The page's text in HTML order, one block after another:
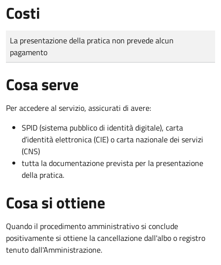
Costi
Tipo di pagamento
Importo
La presentazione della pratica non prevede alcun
pagamento
Cosa serve
Per accedere al servizio, assicurati di avere:
SPID (sistema pubblico di identità digitale), carta
d’identità elettronica (CIE) o carta nazionale dei servizi
(CNS)
tutta la documentazione prevista per la presentazione
della pratica.
Cosa si ottiene
Quando il procedimento amministrativo si conclude
positivamente si ottiene la cancellazione dall'albo o registro
tenuto dall'Amministrazione.